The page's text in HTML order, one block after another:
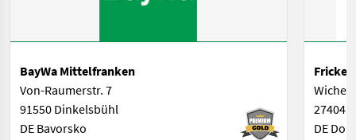
BayWa Mittelfranken
Von-Raumerstr. 7
91550 Dinkelsbühl
DE Bavorsko
Fricke
27404
DE